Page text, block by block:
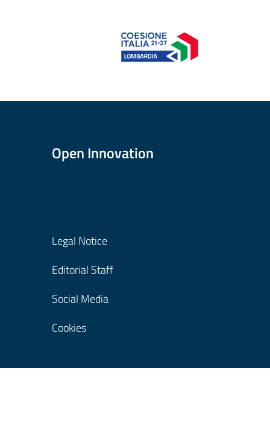
Open Innovation
Legal Notice
Editorial Staff
Social Media
Cookies